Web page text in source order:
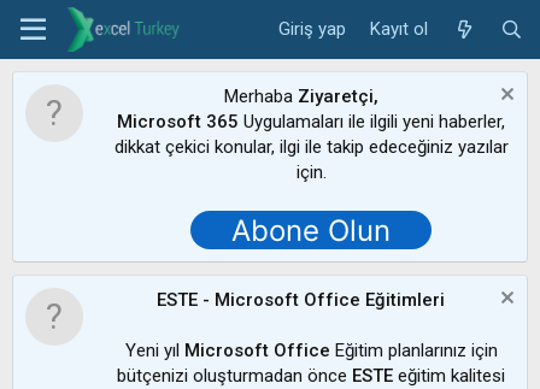
Giriş yap Kayıt ol
Merhaba Ziyaretçi,
Microsoft 365 Uygulamaları ile ilgili yeni haberler,
dikkat çekici konular, ilgi ile takip edeceğiniz yazılar
için.
Abone Olun
ESTE - Microsoft Office Eğitimleri
Yeni yıl Microsoft Office Eğitim planlarınız için
bütçenizi oluşturmadan önce ESTE eğitim kalitesi